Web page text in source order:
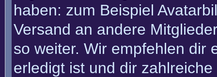
haben: zum Beispiel
Versand an andere
so weiter. Wir empfehlen dir
erledigt ist und dir